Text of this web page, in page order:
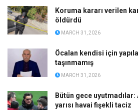
Koruma kararı verilen
öldürdü
MARCH 31, 2026
Öcalan kendisi için
taşınmamış
MARCH 31, 2026
Bütün gece uyutmadılar:
yarısı havai fişekli taciz